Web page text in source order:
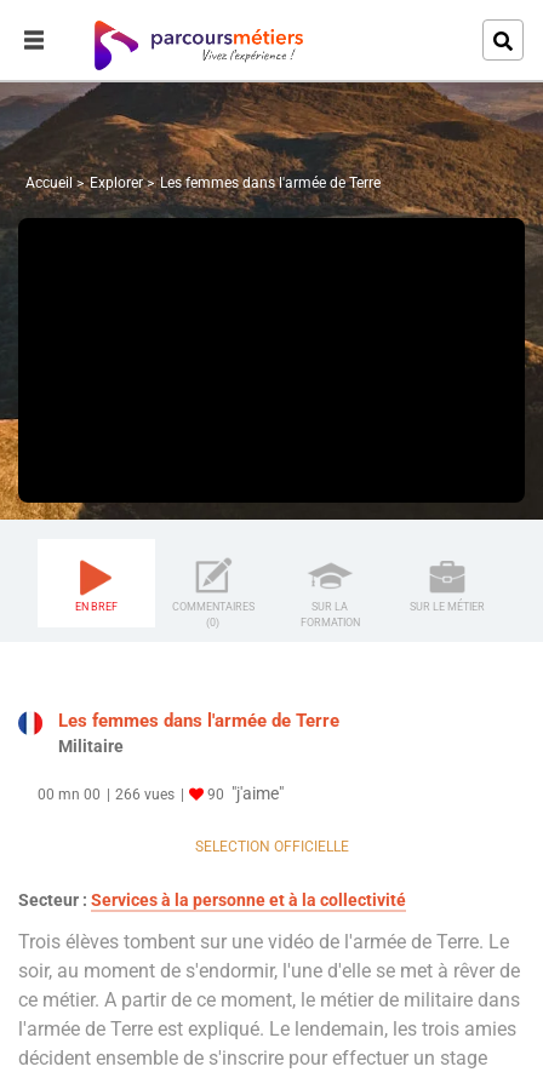
Accueil Explorer Les femmes dans l'armée de Terre
EN BREF
COMMENTAIRES
(0)
SUR LA
FORMATION
SUR LE MÉTIER
Les femmes dans l'armée de Terre
Militaire
00 mn 00 266 vues 90 "j'aime"
SELECTION OFFICIELLE
Secteur : Services à la personne et à la collectivité
Trois élèves tombent sur une vidéo de l'armée de Terre. Le
soir, au moment de s'endormir, l'une d'elle se met à rêver de
ce métier. A partir de ce moment, le métier de militaire dans
l'armée de Terre est expliqué. Le lendemain, les trois amies
décident ensemble de s'inscrire pour effectuer un stage